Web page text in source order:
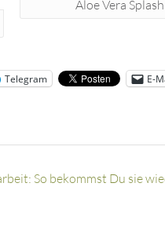
Aloe Vera Splash
Telegram E-
So bekommst Du sie